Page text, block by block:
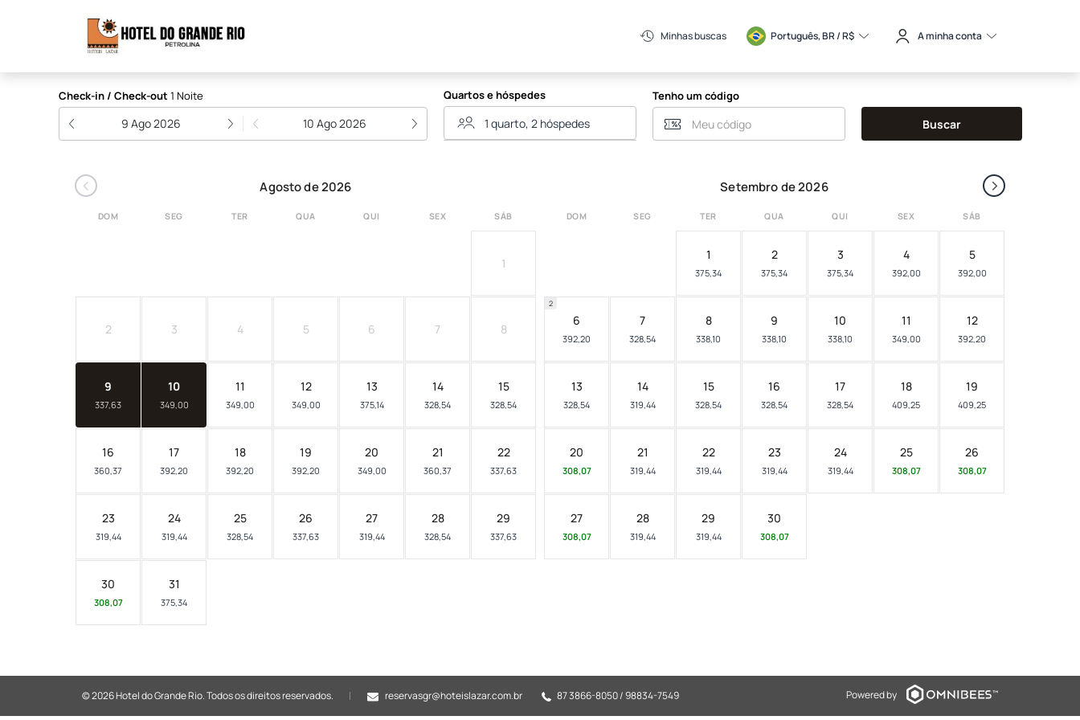
Hotel do Grande Rio Minhas buscas Português, BR / R$ A minha conta
Check-in / Check-out 1 Noite
9 Ago 2026 10 Ago 2026
Quartos e hóspedes Tenho um código
Buscar
‹ ›
Agosto de 2026
DOM SEG TER QUA QUI SEX SÁB
1
2 3 4 5 6 7 8
9
337,63
10
349,00
11
349,00
12
349,00
13
375,14
14
328,54
15
328,54
16
360,37
17
392,20
18
392,20
19
392,20
20
349,00
21
360,37
22
337,63
23
319,44
24
319,44
25
328,54
26
337,63
27
319,44
28
328,54
29
337,63
30
308,07
31
375,34
Setembro de 2026
DOM SEG TER QUA QUI SEX SÁB
1
375,34
2
375,34
3
375,34
4
392,00
5
392,00
6
392,20
2
7
328,54
8
338,10
9
338,10
10
338,10
11
349,00
12
392,20
13
328,54
14
319,44
15
328,54
16
328,54
17
328,54
18
409,25
19
409,25
20
308,07
21
319,44
22
319,44
23
319,44
24
319,44
25
308,07
26
308,07
27
308,07
28
319,44
29
319,44
30
308,07
reservasgr@hoteislazar.com.br 87 3866-8050 / 98834-7549
© 2026 Hotel do Grande Rio.Todos os direitos reservados. Powered by